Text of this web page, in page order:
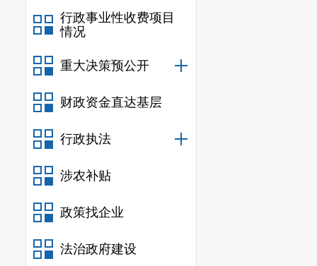
行政事业性收费项目
情况
重大决策预公开
财政资金直达基层
行政执法
涉农补贴
政策找企业
法治政府建设